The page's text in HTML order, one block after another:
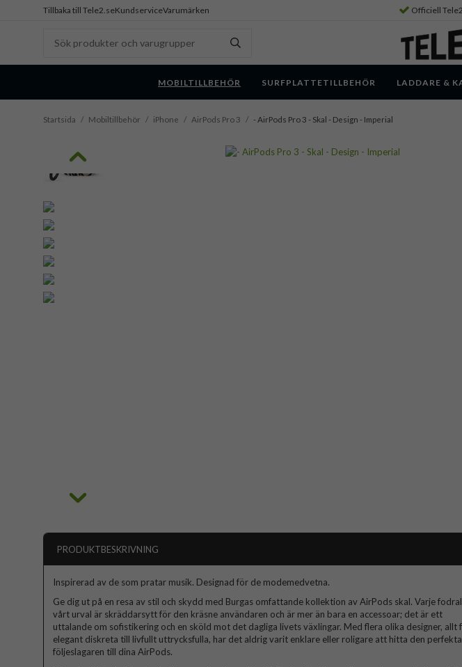
Tillbaka till Tele2.seKundserviceVarumärken Officiell
MOBILTILLBEHÖR SURFPLATTETILLBEHÖR LADDARE &
Startsida / Mobiltillbehör / iPhone / AirPods Pro 3 / - AirPods Pro 3 - Skal - Design - Imperial
PRODUKTBESKRIVNING
Inspirerad av de som pratar musik. Designad för de modemedvetna.
Ge dig ut på en resa av stil och skydd med Burgas omfattande kollektion av AirPods skal. Varje
vårt urval är skräddarsytt för den kräsne användaren och är mer än bara en accessoar; det är ett
uttalande om sofistikering och en sköld mot det dagliga livets växlingar. Med flera olika designer, allt
elegant diskreta till livfullt uttrycksfulla, har det aldrig varit enklare eller roligare att hitta den perfekta
följeslagaren till dina AirPods.